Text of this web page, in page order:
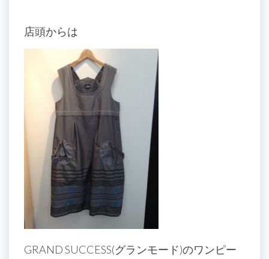
店頭からは
GRAND SUCCESS(グランモード)のワンピー